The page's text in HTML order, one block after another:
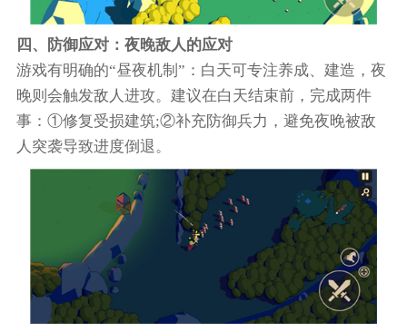
四、防御应对：夜晚敌人的应对
游戏有明确的“昼夜机制”：白天可专注养成、建造，夜
晚则会触发敌人进攻。建议在白天结束前，完成两件
事：①修复受损建筑;②补充防御兵力，避免夜晚被敌
人突袭导致进度倒退。